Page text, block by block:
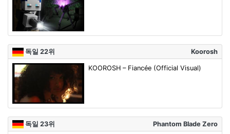
독일 22위 Koorosh
KOOROSH – Fiancée (Official Visual)
독일 23위 Phantom Blade Zero